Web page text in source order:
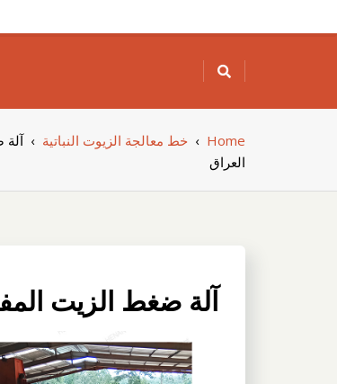
to
Home
› خط معالجة الزيوت النباتية ›آلة
العراق
آلة ضغط الزيت